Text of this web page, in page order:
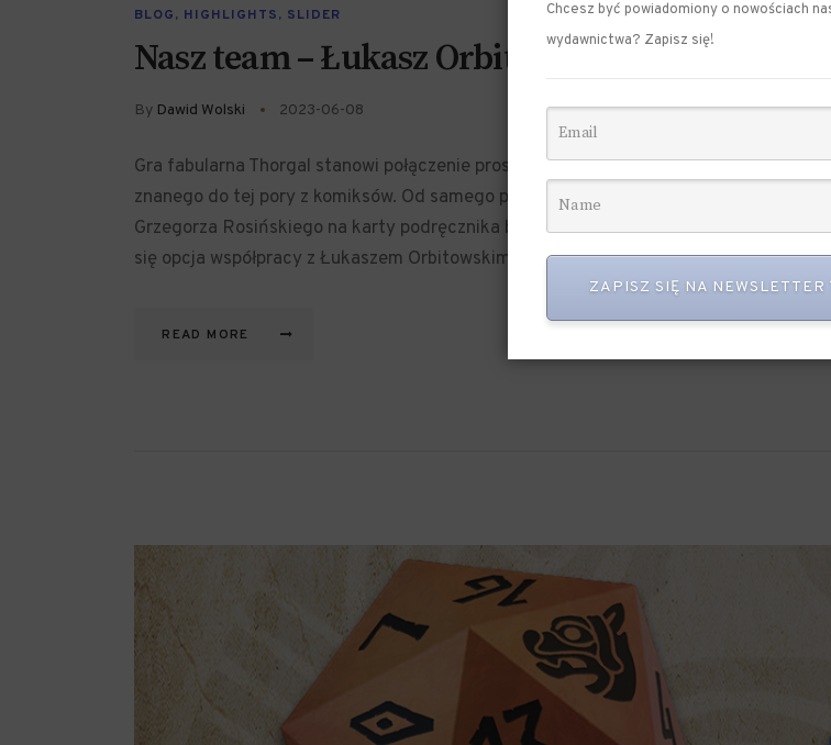
BLOG, HIGHLIGHTS, SLIDER
Nasz team – Łukasz Orbitowski
By Dawid Wolski 2023-06-08
Gra fabularna Thorgal stanowi połączenie prostych, ale jednocześnie angażujących
znanego do tej pory z komiksów. Od samego początku wiedzieliśmy, że przeniesienie
Grzegorza Rosińskiego na karty podręcznika będzie trudnym zadaniem,
się opcja współpracy z Łukaszem Orbitowskim, nie wahaliśmy…
READ MORE
Chcesz być powiadomiony o nowościach
wydawnictwa? Zapisz się!
ZAPISZ SIĘ NA NEWSLETTER